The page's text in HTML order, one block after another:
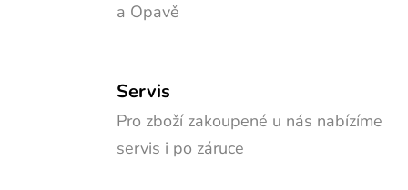
a Opavě
Servis
Pro zboží zakoupené u nás nabízíme
servis i po záruce